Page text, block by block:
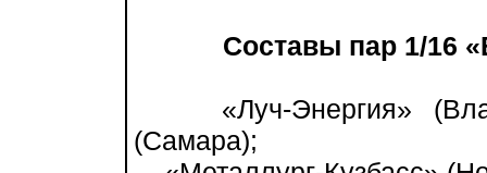
Составы пар 1/16
«Луч-Энергия»
(Самара);